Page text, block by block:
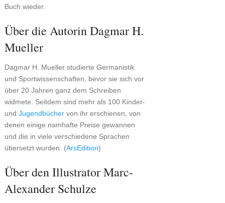
Buch wieder.
Über die Autorin Dagmar H.
Mueller
Dagmar H. Mueller studierte Germanistik
und Sportwissenschaften, bevor sie sich vor
über 20 Jahren ganz dem Schreiben
widmete. Seitdem sind mehr als 100 Kinder-
und Jugendbüchervon ihr erschienen, von
denen einige namhafte Preise gewannen
und die in viele verschiedene Sprachen
übersetzt wurden. (ArsEdition)
Über den Illustrator Marc-
Alexander Schulze